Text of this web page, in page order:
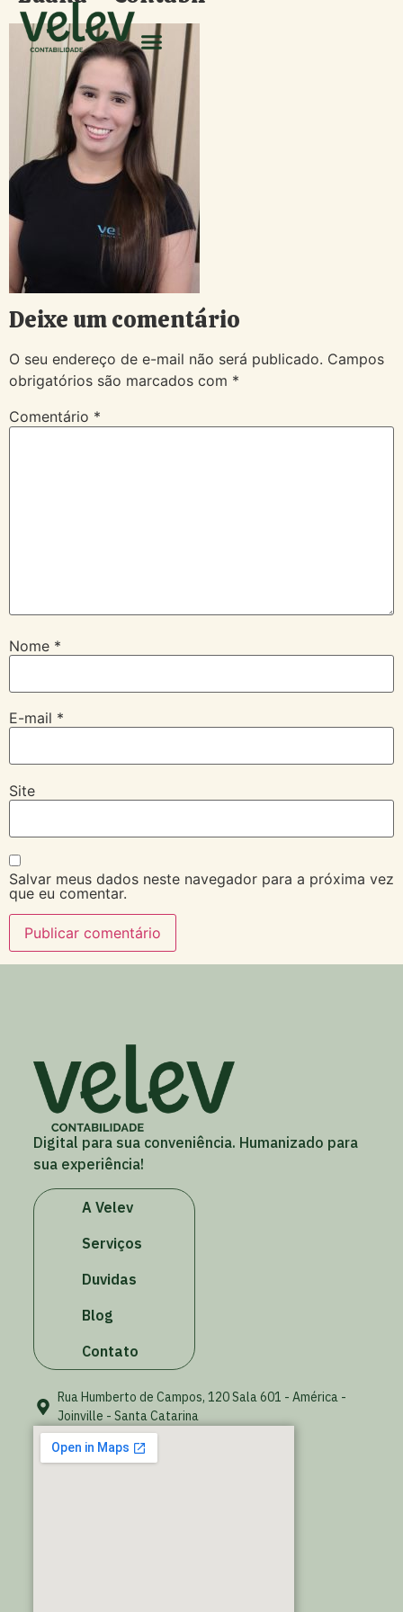
Deixe um comentário
O seu endereço de e-mail não será publicado. Campos
obrigatórios são marcados com *
Comentário *
Nome *
E-mail *
Site
Salvar meus dados neste navegador para a próxima vez
que eu comentar.
Digital para sua conveniência. Humanizado para
sua experiência!
A Velev
Serviços
Duvidas
Blog
Contato
Rua Humberto de Campos, 120 Sala 601 - América -
Joinville - Santa Catarina